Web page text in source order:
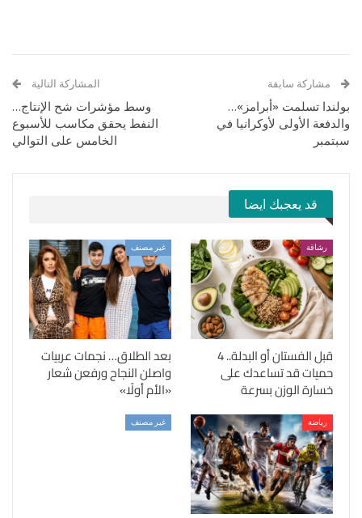
مشاركة سابقة
بولندا تسلمت «أبرامز»…
والدفعة الأولى لأوكرانيا في
سبتمبر
المشاركة التالية
وسط مؤشرات شح الإنتاج…
النفط يحقق مكاسب للأسبوع
الخامس على التوالي
قد يعجبك ايضا
رشاقة
قبل الفستان أو البدلة.. 4
حميات قد تساعدك على
خسارة الوزن بسرعة
غير مصنف
بعد الطلاق… نجمات عربيات
واصلن النجاح ورفعن شعار
«الأم أولًا»
رياضة غير مصنف